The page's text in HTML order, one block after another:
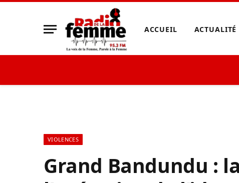
ACCUEIL ACTUALITÉ
VIOLENCES
Grand Bandundu :